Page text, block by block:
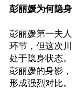
彭丽媛为何隐身
彭丽媛第一夫
环节，但这次
处于隐身状态
彭丽媛的身影
形成强烈对比。